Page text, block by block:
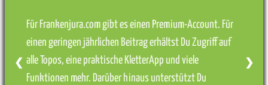
Für Frankenjura.com gibt es einen Premium-Account. Für
einen geringen jährlichen Beitrag erhältst Du Zugriff auf
alle Topos, eine praktische KletterApp und viele
Funktionen mehr. Darüber hinaus unterstützt Du
❮ ❯